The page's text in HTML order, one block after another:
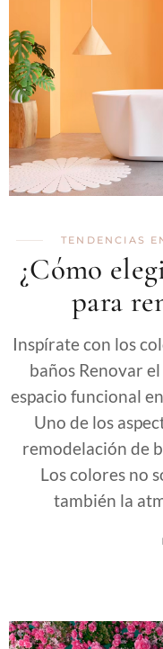
TENDENCIAS
¿Cómo
para
Inspírate con los
baños Renovar
espacio funcional
Uno de los
remodelación de
Los colores no
también la